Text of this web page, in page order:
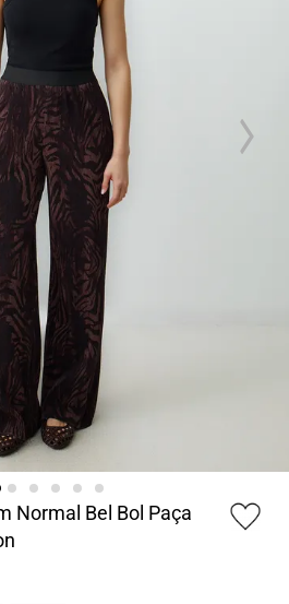
Normal Bel Bol Paça